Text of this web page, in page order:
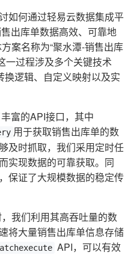
如何通过轻易云数据集成平
出库单数据高效、可靠地
案名称为“聚水潭-销售出库
一过程涉及多个关键技术
逻辑、自定义映射以及实
富的API接口，其中
用于获取销售出库单的数
及时抓取，我们采用定时任
实现数据的可靠获取。同
保证了大规模数据的稳定传
我们利用其高吞吐量的数
将大量销售出库单信息存储
API，可以有效